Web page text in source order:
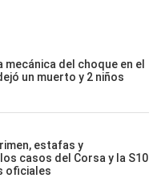
del choque en el
un muerto y 2 niños
estafas y
casos del Corsa y la S10
oficiales